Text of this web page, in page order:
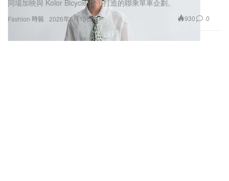
Fashion 時裝
同場加映與 Kolor Bicycle 攜手打造的聯乘單車企劃。
2026年6月13日 930 0